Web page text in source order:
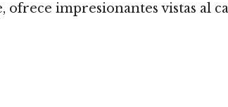
impresionantes vistas al